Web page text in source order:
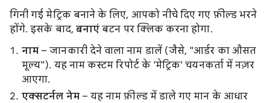
गिनी गई मेट्रिक बनाने के लिए, आपको नीचे दिए गए फ़ील्ड भरने
होंगे. इसके बाद, बनाएं बटन पर क्लिक करना होगा.
नाम – जानकारी देने वाला नाम डालें (जैसे, "आर्डर का औसत
मूल्य"). यह नाम कस्टम रिपोर्ट के 'मेट्रिक' चयनकर्ता में नज़र
आएगा.
एक्सटर्नल नेम– यह नाम फ़ील्ड में डाले गए मान के आधार